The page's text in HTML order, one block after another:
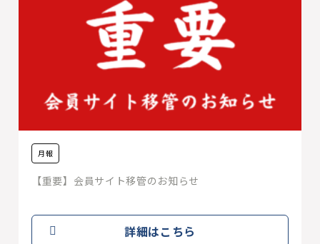
月報
【重要】会員サイト移管のお知らせ
詳細はこちら